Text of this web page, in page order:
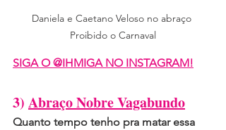
Daniela e Caetano Veloso no abraço
Proibido o Carnaval
SIGA O @IHMIGA NO INSTAGRAM!
3) Abraço Nobre Vagabundo
Quanto tempo tenho pra matar essa